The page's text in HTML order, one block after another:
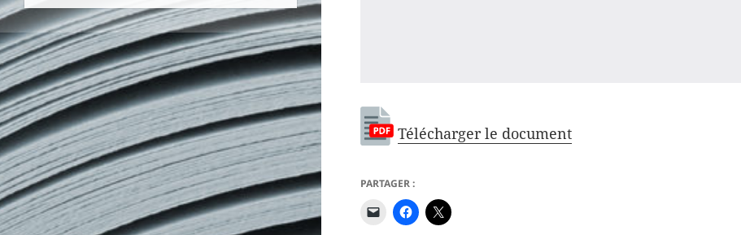
Télécharger le document
PARTAGER :